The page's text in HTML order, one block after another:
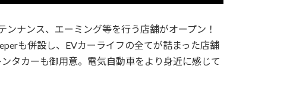
ナンス、エーミング等を行う店舗がオープン！
も併設し、EVカーライフの全てが詰まった店舗
タカーも御用意。電気自動車をより身近に感じて